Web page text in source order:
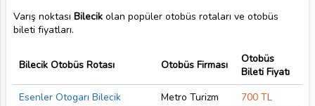
Varış noktası Bilecikolan popüler otobüs rotaları ve otobüs
bileti fiyatları.
Bilecik Otobüs Rotası Otobüs Firması
Otobüs
Bileti Fiyatı
Esenler Otogarı Bilecik
Metro Turizm
700 TL